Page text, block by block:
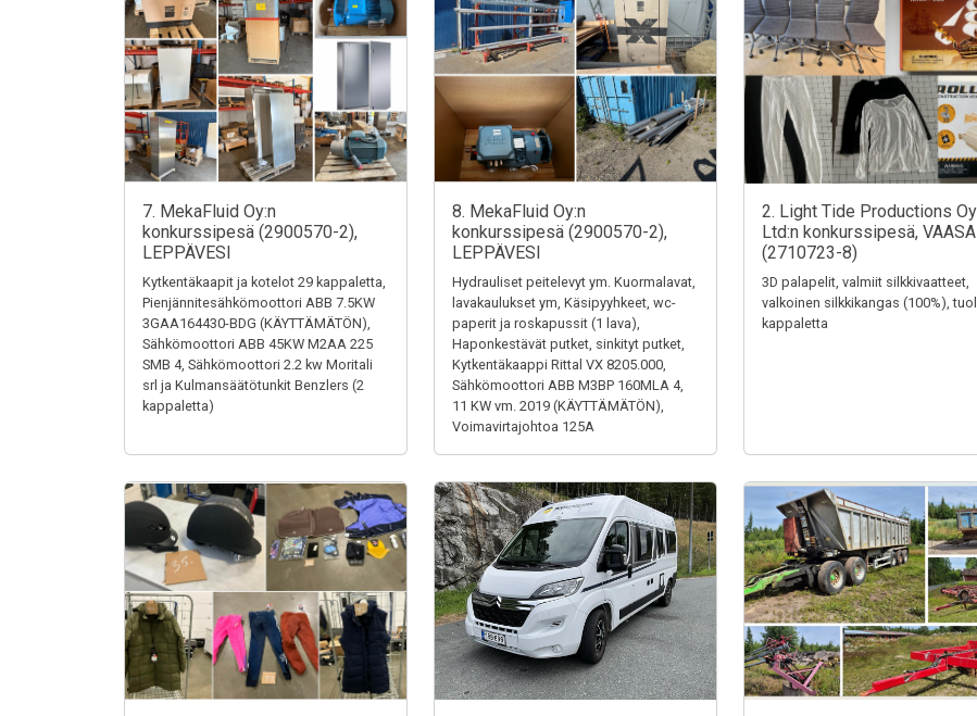
7. MekaFluid Oy:n
konkurssipesä (2900570-2),
LEPPÄVESI
Kytkentäkaapit ja kotelot 29 kappaletta,
Pienjännitesähkömoottori ABB 7.5KW
3GAA164430-BDG (KÄYTTÄMÄTÖN),
Sähkömoottori ABB 45KW M2AA 225
SMB 4, Sähkömoottori 2.2 kw Moritali
srl ja Kulmansäätötunkit Benzlers (2
kappaletta)
8. MekaFluid Oy:n
konkurssipesä (2900570-2),
LEPPÄVESI
Hydrauliset peitelevyt ym. Kuormalavat,
lavakaulukset ym, Käsipyyhkeet, wc-
paperit ja roskapussit (1 lava),
Haponkestävät putket, sinkityt putket,
Kytkentäkaappi Rittal VX 8205.000,
Sähkömoottori ABB M3BP 160MLA 4,
11 KW vm. 2019 (KÄYTTÄMÄTÖN),
Voimavirtajohtoa 125A
2. Light Tide Productions Oy
Ltd:n konkurssipesä, VAASA
(2710723-8)
3D palapelit, valmiit silkkivaatteet,
valkoinen silkkikangas (100%),
kappaletta